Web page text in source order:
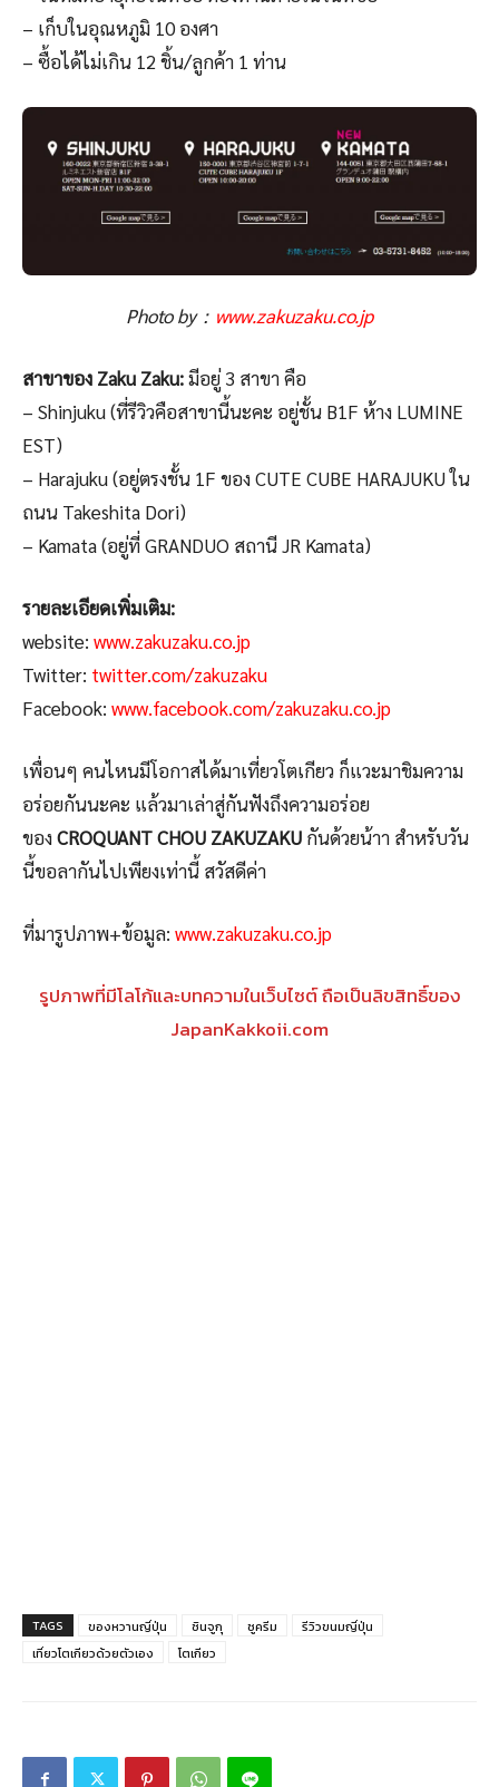
– เก็บในอุณหภูมิ 10 องศา
– ซื้อได้ไม่เกิน 12 ชิ้น/ลูกค้า 1 ท่าน
Photo by： www.zakuzaku.co.jp
สาขาของ Zaku Zaku:มีอยู่ 3 สาขา คือ
– Shinjuku (ที่รีวิวคือสาขานี้นะคะ อยู่ชั้น B1F ห้าง LUMINE
EST)
– Harajuku (อยู่ตรงชั้น 1F ของ CUTE CUBE HARAJUKU ใน
ถนน Takeshita Dori)
– Kamata (อยู่ที่ GRANDUO สถานี JR Kamata)
รายละเอียดเพิ่มเติม:
website: www.zakuzaku.co.jp
Twitter: twitter.com/zakuzaku
Facebook: www.facebook.com/zakuzaku.co.jp
เพื่อนๆ คนไหนมีโอกาสได้มาเที่ยวโตเกียว ก็แวะมาชิมความ
อร่อยกันนะคะ แล้วมาเล่าสู่กันฟังถึงความอร่อย
ของCROQUANT CHOU ZAKUZAKU กันด้วยน้าา สำหรับวัน
นี้ขอลากันไปเพียงเท่านี้ สวัสดีค่า
ที่มารูปภาพ+ข้อมูล: www.zakuzaku.co.jp
รูปภาพที่มีโลโก้และบทความในเว็บไซต์ ถือเป็นลิขสิทธิ์ของ
JapanKakkoii.com
TAGS ของหวานญี่ปุ่น ชินจูกุ ชูครีม
รีวิวขนมญี่ปุ่น
เที่ยวโตเกียวด้วยตัวเอง
โตเกียว